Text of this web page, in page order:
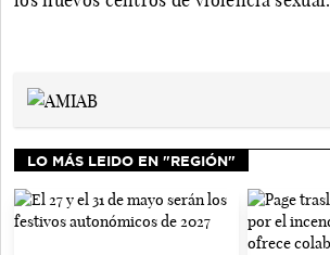
LO MÁS LEIDO EN "REGIÓN"